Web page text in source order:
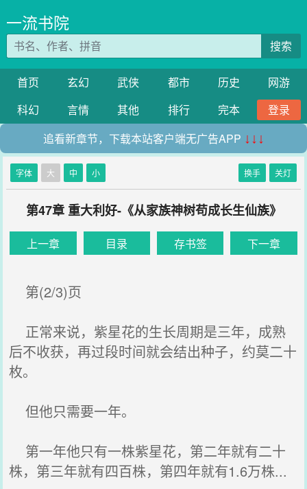
一流书院
搜索
首页 玄幻 武侠 都市 历史
网游
科幻
言情 其他 排行 完本
登录
追看新章节，下载本站客户端无广告APP ↓↓↓
字体 大 中 小 换手 关灯
第47章 重大利好-《从家族神树苟成长生仙族》
上一章 目录 存书签 下一章
第(2/3)页
正常来说，紫星花的生长周期是三年，成熟
后不收获，再过段时间就会结出种子，约莫二十
枚。
但他只需要一年。
第一年他只有一株紫星花，第二年就有二十
株，第三年就有四百株，第四年就有1.6万株...